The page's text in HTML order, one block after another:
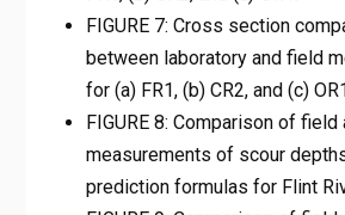
FIGURE 7: Cross section
between laboratory and field
for (a) FR1, (b) CR2, and (c)
FIGURE 8: Comparison of
measurements of scour
prediction formulas for Flint